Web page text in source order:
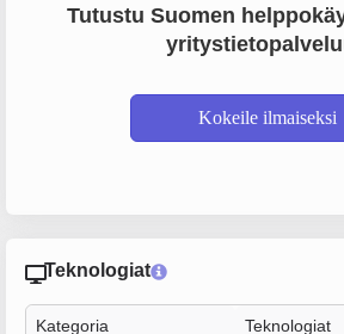
Tutustu Suomen
Kokeile ilmaiseksi
Teknologiat
Kategoria Teknologiat